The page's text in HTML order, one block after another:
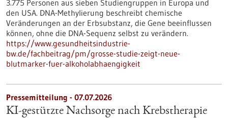
3.775 Personen aus sieben Studiengruppen in Europa und
den USA. DNA-Methylierung beschreibt chemische
Veränderungen an der Erbsubstanz, die Gene beeinflussen
können, ohne die DNA-Sequenz selbst zu verändern.
https://www.gesundheitsindustrie-
bw.de/fachbeitrag/pm/grosse-studie-zeigt-neue-
blutmarker-fuer-alkoholabhaengigkeit
Pressemitteilung - 07.07.2026
KI-gestützte Nachsorge nach Krebstherapie